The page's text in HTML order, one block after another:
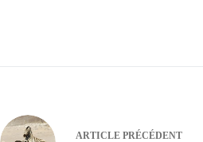
ARTICLE PRÉCÉDENT